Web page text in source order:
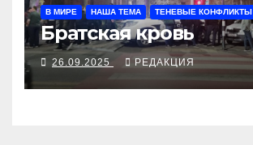
В МИРЕ НАША ТЕМА ТЕНЕВЫЕ КОНФЛИКТЫ
Братская кровь
26.09.2025 РЕДАКЦИЯ